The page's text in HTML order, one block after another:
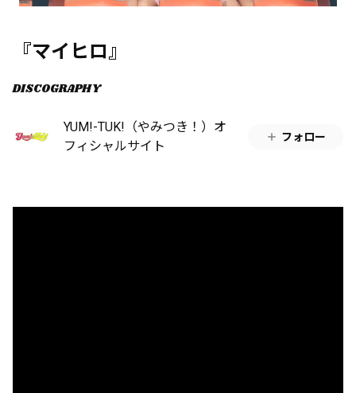
『マイヒロ』
DISCOGRAPHY
YUM!-TUK!（やみつき！）オ
フィシャルサイト
フォロー